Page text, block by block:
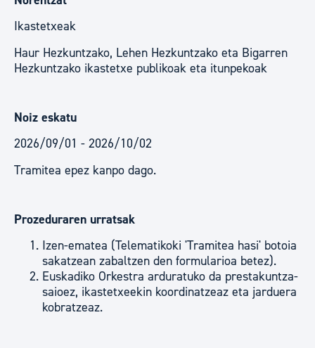
Ikastetxeak
Haur Hezkuntzako, Lehen Hezkuntzako eta Bigarren
Hezkuntzako ikastetxe publikoak eta itunpekoak
Noiz eskatu
2026/09/01 - 2026/10/02
Tramitea epez kanpo dago.
Prozeduraren urratsak
Izen-ematea (Telematikoki 'Tramitea hasi' botoia
sakatzean zabaltzen den formularioa betez).
Euskadiko Orkestra arduratuko da prestakuntza-
saioez, ikastetxeekin koordinatzeaz eta jarduera
kobratzeaz.